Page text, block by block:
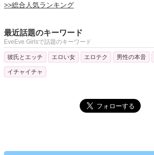
>>総合人気ランキング
最近話題のキーワード
EveEve Girlsで話題のキーワード
彼氏とエッチ エロい女 エロテク 男性の本音
イチャイチャ